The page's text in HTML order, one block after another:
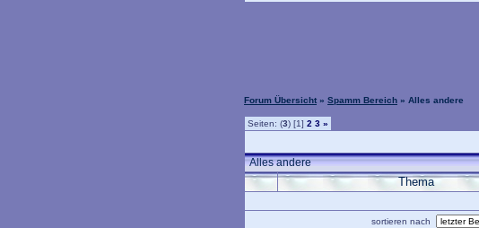
Forum Übersicht » Spamm Bereich » Alles andere
Seiten: (3) [1] 2 3 »
Alles andere
Thema
sortieren nach